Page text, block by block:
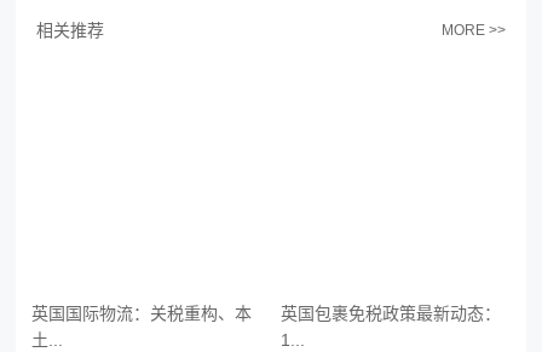
相关推荐 MORE >>
英国国际物流：关税重构、本
土...
英国包裹免税政策最新动态：
1...